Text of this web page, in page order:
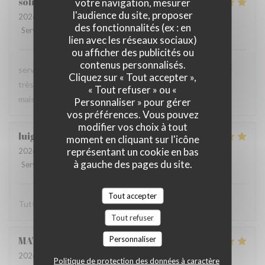
l'audience du site, proposer
des fonctionnalités (ex : en
lien avec les réseaux sociaux)
ou afficher des publicités ou
contenus personnalisés.
Cliquez sur « Tout accepter »,
« Tout refuser » ou «
Personnaliser » pour gérer
vos préférences. Vous pouvez
modifier vos choix à tout
moment en cliquant sur l'icône
représentant un cookie en bas
à gauche des pages du site.
Tout accepter
Tout refuser
Personnaliser
Politique de protection des données à caractère
2026-06-13
- 21:00 - Couverts 3
Service
Ambiance:5/5 Cuisine: 5/5 Qualité / Prix
serveur très agréable, les plats sont bien servis et surtout
très bons. Mention spéciale pour la mousse au chocolat
maison !
luigi
2026-06-07
- 14:30 - Couverts 2
Service
Ambiance: 5/5 Cuisine:5/5 Qualité / Prix
Tutto molto buono. Carbonade buonissima
MATHIEU
2026-06-07